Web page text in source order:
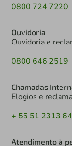
0800 724 7220
Ouvidoria
Ouvidoria e
0800 646 2519
Chamadas
Elogios e
+ 55 51 2313
Atendimento à